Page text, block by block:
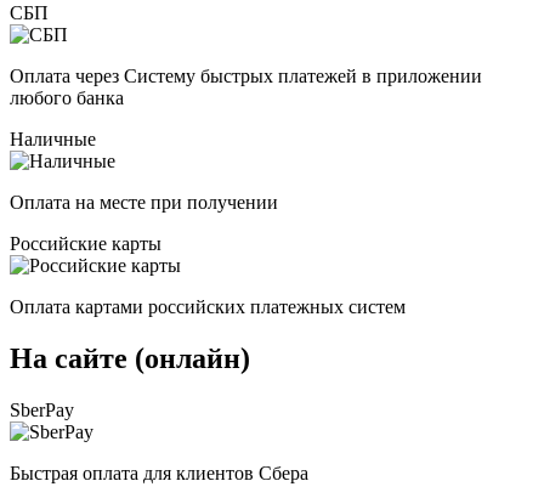
СБП
Оплата через Систему быстрых платежей в приложении
любого банка
Наличные
Оплата на месте при получении
Российские карты
Оплата картами российских платежных систем
На сайте (онлайн)
SberPay
Быстрая оплата для клиентов Сбера